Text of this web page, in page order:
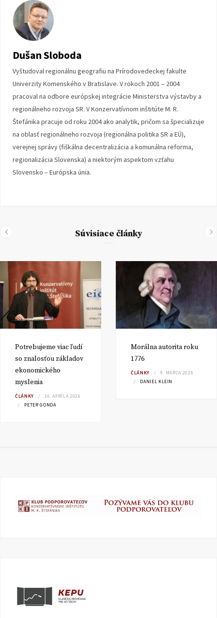
Dušan Sloboda
Vyštudoval regionálnu geografiu na Prírodovedeckej fakulte
Univerzity Komenského v Bratislave. V rokoch 2001 – 2004
pracoval na odbore európskej integrácie Ministerstva výstavby a
regionálneho rozvoja SR. V Konzervatívnom inštitúte M. R.
Štefánika pracuje od roku 2004 ako analytik, pričom sa špecializuje
na oblasť regionálneho rozvoja (regionálna politika SR a EÚ),
verejnej správy (fiškálna decentralizácia a komunálna reforma,
regionalizácia Slovenska) a niektorým aspektom vzťahu
Slovensko – Európska únia.
Súvisiace články
Potrebujeme viac ľudí
so znalosťou základov
ekonomického
myslenia
ČLÁNKY
16. APRÍLA 2026
PETER GONDA
Morálna autorita roku
1776
ČLÁNKY
9. MARCA 2026
DANIEL KLEIN